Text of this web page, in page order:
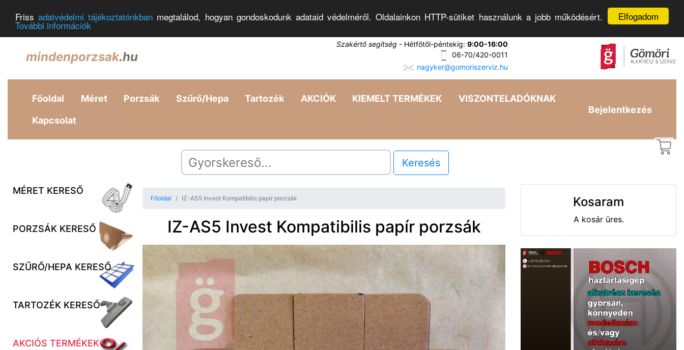
Elfogadom
Frissadatvédelmi tájékoztatónkban megtalálod, hogyan gondoskodunk adataid védelméről. Oldalainkon HTTP-sütiket használunk a jobb működésért.
További információk
mindenporzsak.hu
Szakértő segítség - Hétfőtől-péntekig: 9:00-16:00
06-70/420-0011
nagyker@gomoriszerviz.hu
Főoldal Méret Porzsák Szűrő/Hepa Tartozék AKCIÓK KIEMELT TERMÉKEK VISZONTELADÓKNAK
Kapcsolat
Bejelentkezés
Keresés
MÉRET KERESŐ
PORZSÁK KERESŐ
SZŰRŐ/HEPA KERESŐ
TARTOZÉK KERESŐ
AKCIÓS TERMÉKEK
Főoldal IZ-AS5 Invest Kompatibilis papír porzsák
IZ-AS5 Invest Kompatibilis papír porzsák
Kosaram
A kosár üres.